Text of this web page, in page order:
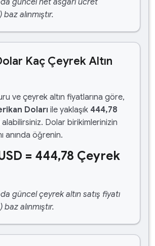
güncel net asgari ücret
alınmıştır.
Kaç Çeyrek Altın
ve çeyrek altın fiyatlarına göre,
Doları ile yaklaşık 444,78
alabilirsiniz. Dolar birikimlerinizin
anında öğrenin.
= 444,78 Çeyrek
güncel çeyrek altın satış fiyatı
alınmıştır.